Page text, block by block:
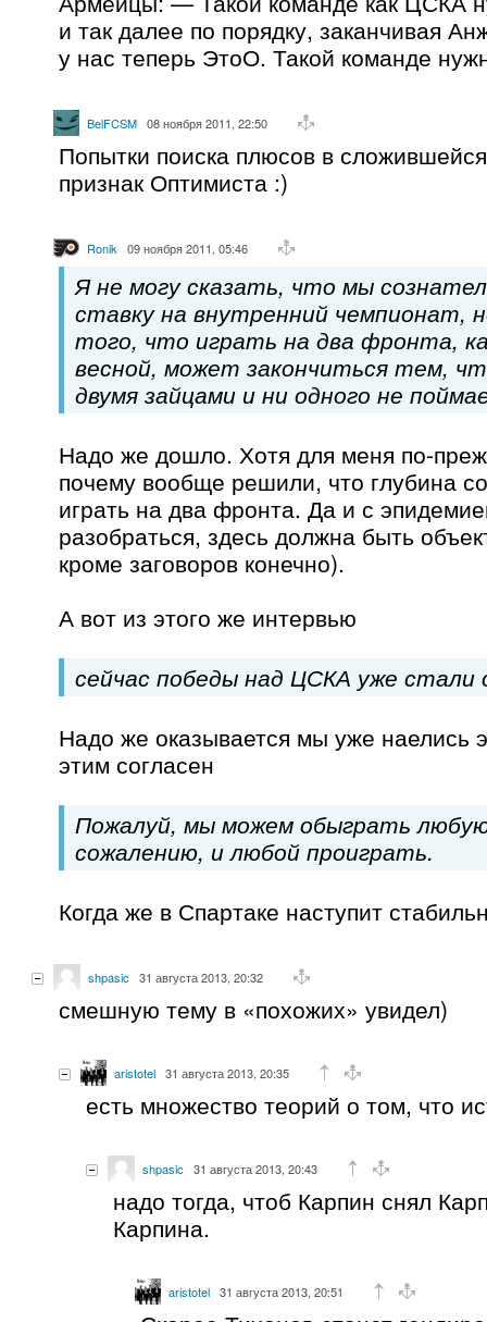
и так далее по порядку, заканчивая
у нас теперь ЭтоО. Такой команде
BelFCSM 08 ноября 2011, 22:50
Попытки поиска плюсов в
признак Оптимиста :)
Ronik 09 ноября 2011, 05:46
Я не могу сказать, что мы
ставку на внутренний чемпионат,
того, что играть на два фронта,
весной, может закончиться тем,
двумя зайцами и ни одного не
Надо же дошло. Хотя для меня по-
почему вообще решили, что глубина
играть на два фронта. Да и с
разобраться, здесь должна быть
кроме заговоров конечно).
А вот из этого же интервью
сейчас победы над ЦСКА уже
Надо же оказывается мы уже наелись
этим согласен
Пожалуй, мы можем обыграть
сожалению, и любой проиграть.
Когда же в Спартаке наступит
shpasic 31 августа 2013, 20:32
смешную тему в «похожих» увидел)
aristotel 31 августа 2013, 20:35
есть множество теорий о том, что
shpasic 31 августа 2013, 20:43
надо тогда, чтоб Карпин снял
Карпина.
aristotel 31 августа 2013, 20:51